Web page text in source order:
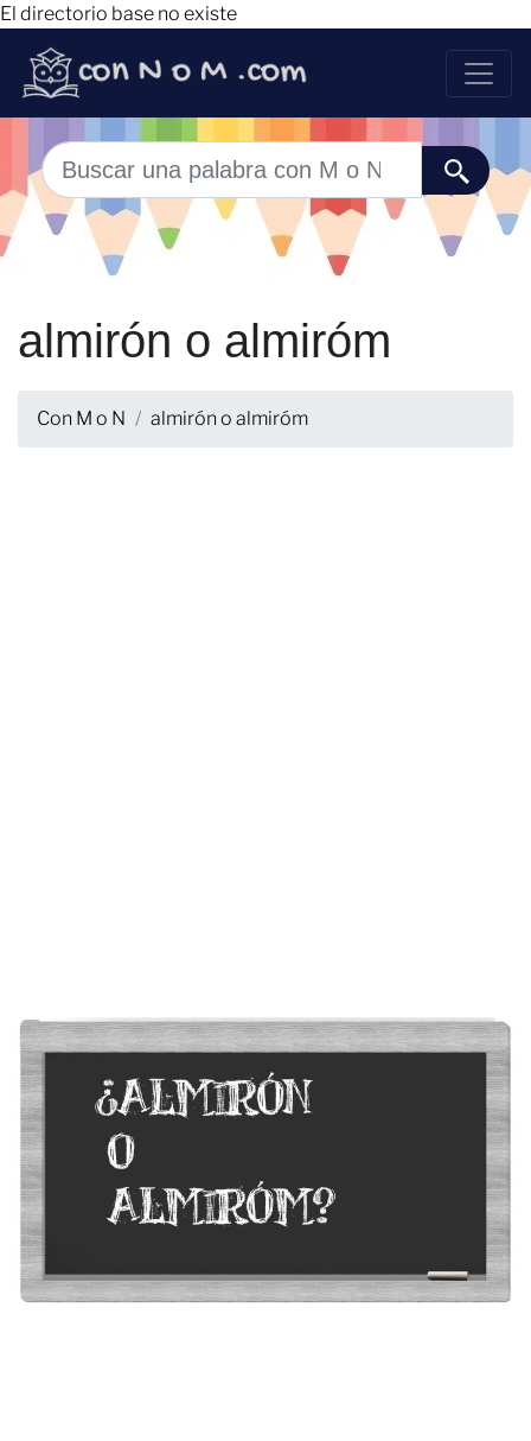
El directorio base no existe
almirón o almiróm
Con M o N almirón o almiróm